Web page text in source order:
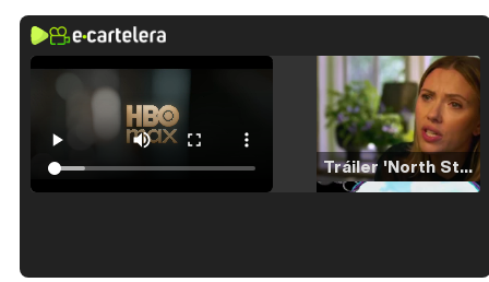
Tráiler 'North Star' (2023)